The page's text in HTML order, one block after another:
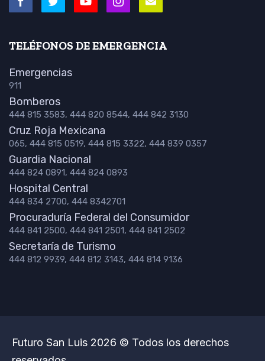
TELÉFONOS DE EMERGENCIA
Emergencias
911
Bomberos
444 815 3583, 444 820 8544, 444 842 3130
Cruz Roja Mexicana
065, 444 815 0519, 444 815 3322, 444 839 0357
Guardia Nacional
444 824 0891, 444 824 0893
Hospital Central
444 834 2700, 444 8342701
Procuraduría Federal del Consumidor
444 841 2500, 444 841 2501, 444 841 2502
Secretaría de Turismo
444 812 9939, 444 812 3143, 444 814 9136
Futuro San Luis 2026 © Todos los derechos